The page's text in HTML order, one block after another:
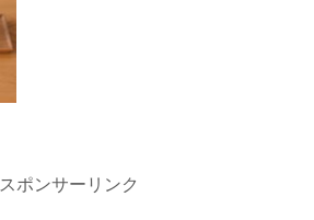
スポンサーリンク